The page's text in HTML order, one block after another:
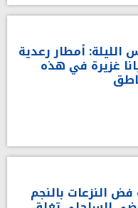
أمطار رعدية
غزيرة في هذه
فض النزعات بالنجم